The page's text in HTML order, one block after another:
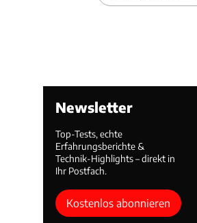
Newsletter
Top-Tests, echte
Erfahrungsberichte &
Technik-Highlights – direkt in
Ihr Postfach.
Kostenlos abonnieren